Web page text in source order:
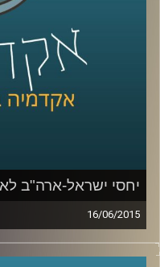
קרדיט תמונות:AudioVersity
יחסי ישראל-ארה"ב
16/06/2015
דוקטור אמנון